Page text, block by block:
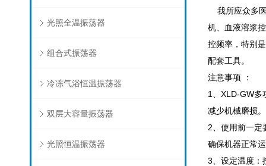
光照全温振荡器
组合式振荡器
冷冻气浴恒温振荡器
双层大容量振荡器
光照恒温振荡器
我所应众多
机、血液溶浆
控频率，特别
配套工具。
注意事项
：
1
XLD-GW多
减少机械磨损。
2
使用前一定
确保机器正常
3
设定温度：